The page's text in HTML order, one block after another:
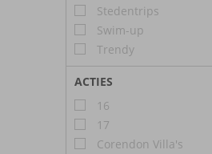
Stedentrips
Swim-up
Trendy
ACTIES
16
17
Corendon Villa's